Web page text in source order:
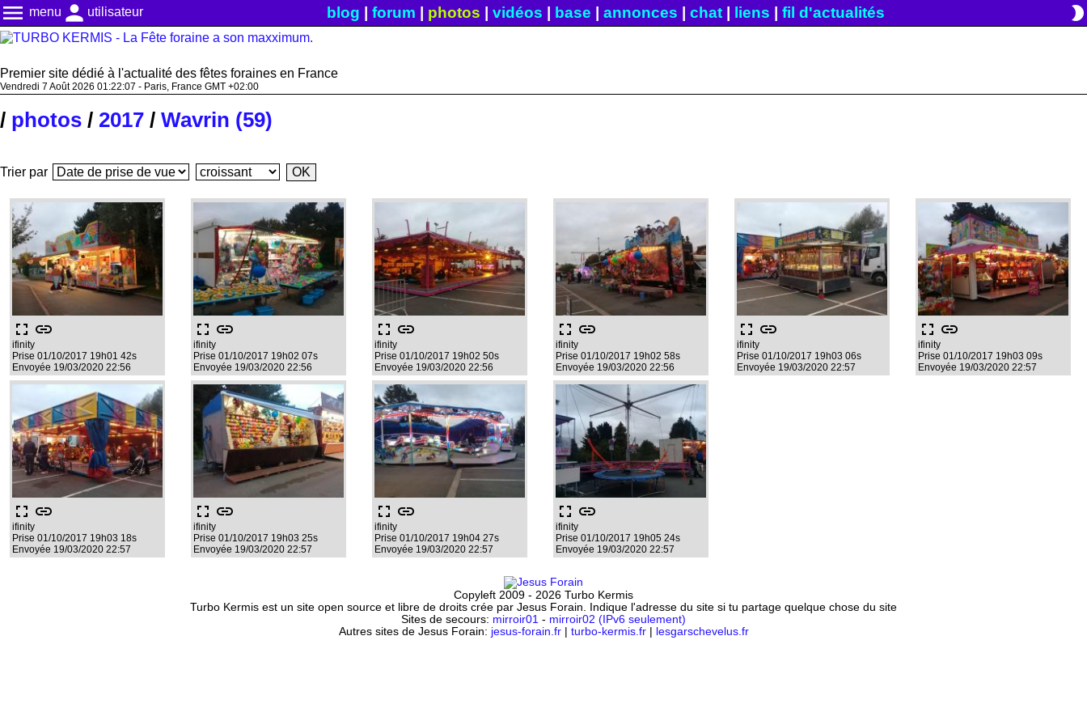
menu menu person utilisateur blog forum photos vidéos base annonces chat| liens fil d'actualités brightness_2
Premier site dédié à l'actualité des fêtes foraines en France
Vendredi 7 Août 2026 01:22:07 - Paris, France GMT +02:00
/ photos / 2017 / Wavrin (59)
Trier par
fullscreen link
ifinity
Prise 01/10/2017 19h01 42s
Envoyée 19/03/2020 22:56
fullscreen link
ifinity
Prise 01/10/2017 19h02 07s
Envoyée 19/03/2020 22:56
fullscreen link
ifinity
Prise 01/10/2017 19h02 50s
Envoyée 19/03/2020 22:56
fullscreen link
ifinity
Prise 01/10/2017 19h02 58s
Envoyée 19/03/2020 22:56
fullscreen link
ifinity
Prise 01/10/2017 19h03 06s
Envoyée 19/03/2020 22:57
fullscreen link
ifinity
Prise 01/10/2017 19h03 09s
Envoyée 19/03/2020 22:57
fullscreen link
ifinity
Prise 01/10/2017 19h03 18s
Envoyée 19/03/2020 22:57
fullscreen link
ifinity
Prise 01/10/2017 19h03 25s
Envoyée 19/03/2020 22:57
fullscreen link
ifinity
Prise 01/10/2017 19h04 27s
Envoyée 19/03/2020 22:57
fullscreen link
ifinity
Prise 01/10/2017 19h05 24s
Envoyée 19/03/2020 22:57
Copyleft 2009 - 2026 Turbo Kermis
Turbo Kermis est un site open source et libre de droits crée par Jesus Forain. Indique l'adresse du site si tu partage quelque chose du site
Sites de secours: mirroir01 - mirroir02 (IPv6 seulement)
Autres sites de Jesus Forain: jesus-forain.fr| turbo-kermis.fr| lesgarschevelus.fr